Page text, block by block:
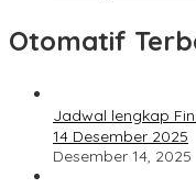
Otomatif
Jadwal lengkap
14 Desember 2025
Desember 14, 2025